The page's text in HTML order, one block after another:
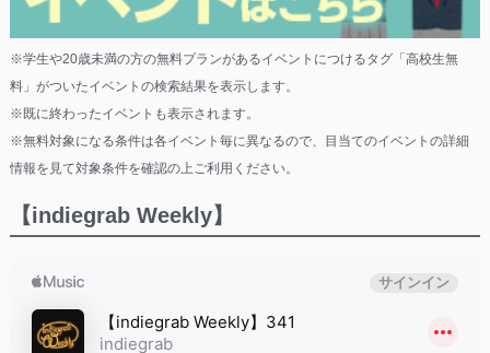
※学生や20歳未満の方の無料プランがあるイベントにつけるタグ「高校生無
料」がついたイベントの検索結果を表示します。
※既に終わったイベントも表示されます。
※無料対象になる条件は各イベント毎に異なるので、目当てのイベントの詳細
情報を見て対象条件を確認の上ご利用ください。
【indiegrab Weekly】